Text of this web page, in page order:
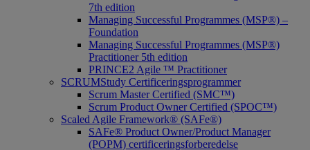
7th edition
Managing Successful Programmes (MSP®) –
Foundation
Managing Successful Programmes (MSP®)
Practitioner 5th edition
PRINCE2 Agile ™ Practitioner
SCRUMStudy Certificeringsprogrammer
Scrum Master Certified (SMC™)
Scrum Product Owner Certified (SPOC™)
Scaled Agile Framework® (SAFe®)
SAFe® Product Owner/Product Manager
(POPM) certificeringsforberedelse